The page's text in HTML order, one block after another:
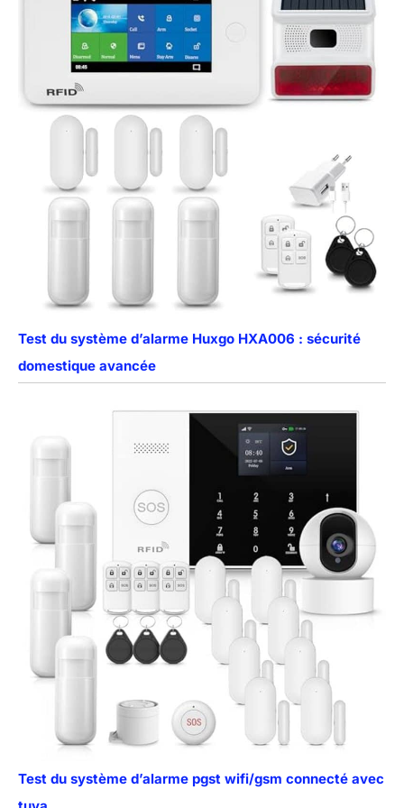
Test du système d’alarme Huxgo HXA006 : sécurité
domestique avancée
Test du système d’alarme pgst wifi/gsm connecté avec